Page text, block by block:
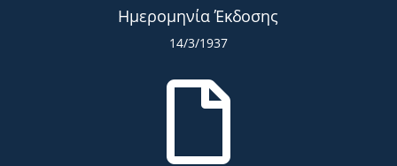
Ημερομηνία Έκδοσης
14/3/1937
